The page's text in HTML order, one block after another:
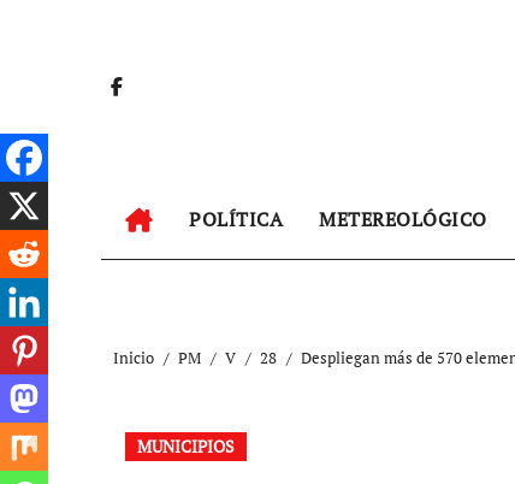
POLÍTICA METEREOLÓGICO
Inicio PM V 28 Despliegan más de 570
MUNICIPIOS